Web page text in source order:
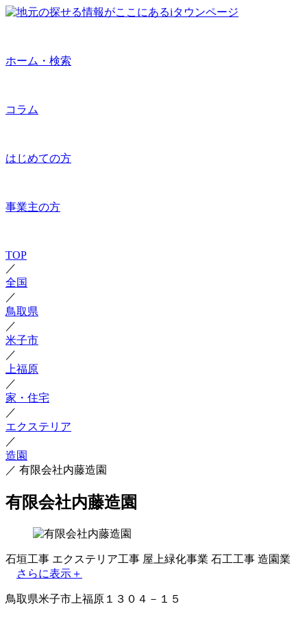
ホーム・検索
コラム
はじめての方
事業主の方
TOP
／
全国
／
鳥取県
／
米子市
／
上福原
／
家・住宅
／
エクステリア
／
造園
／ 有限会社内藤造園
有限会社内藤造園
石垣工事 エクステリア工事 屋上緑化事業 石工工事 造園業
さらに表示＋
鳥取県米子市上福原１３０４－１５